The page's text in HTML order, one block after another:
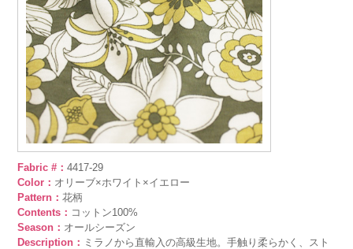
Fabric #：4417-29
Color： オリーブ×ホワイト×イエロー
Pattern：花柄
Contents： コットン100%
Season： オールシーズン
Description： ミラノから直輸入の高級生地。手触り柔らかく、スト